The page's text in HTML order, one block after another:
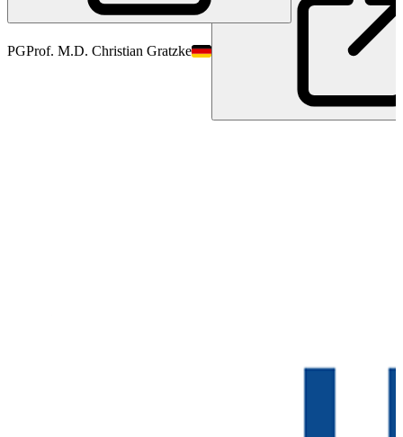
PGProf. M.D. Christian Gratzke